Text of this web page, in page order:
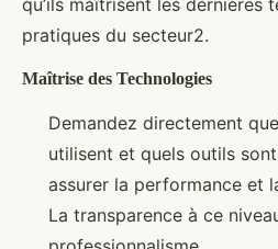
pratiques du secteur2.
Maîtrise des Technologies
Demandez directement
utilisent et quels outils
assurer la performance et
La transparence à ce